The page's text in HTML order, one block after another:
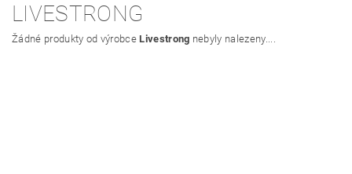
LIVESTRONG
Žádné produkty od výrobceLivestrong nebyly nalezeny....